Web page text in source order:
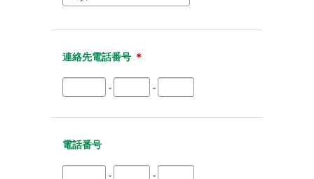
連絡先電話番号 ＊
- -
電話番号
- -